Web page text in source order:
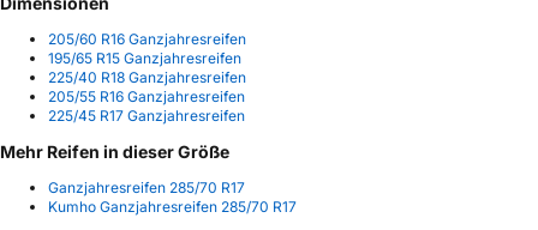
205/60 R16 Ganzjahresreifen
195/65 R15 Ganzjahresreifen
225/40 R18 Ganzjahresreifen
205/55 R16 Ganzjahresreifen
225/45 R17 Ganzjahresreifen
Mehr Reifen in dieser Größe
Ganzjahresreifen 285/70 R17
Kumho Ganzjahresreifen 285/70 R17